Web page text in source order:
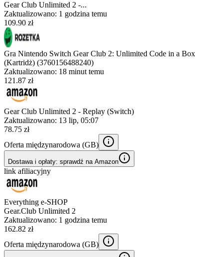
Gear Club Unlimited 2 -...
Zaktualizowano: 1 godzina temu
109.90 zł
Gra Nintendo Switch Gear Club 2: Unlimited Code in a Box
(Kartridż) (3760156488240)
Zaktualizowano: 18 minut temu
121.87 zł
Gear Club Unlimited 2 - Replay (Switch)
Zaktualizowano: 13 lip, 05:07
78.75 zł
Oferta międzynarodowa (GB)
Dostawa i opłaty: sprawdź na Amazon
link afiliacyjny
Everything e-SHOP
Gear.Club Unlimited 2
Zaktualizowano: 1 godzina temu
162.82 zł
Oferta międzynarodowa (GB)